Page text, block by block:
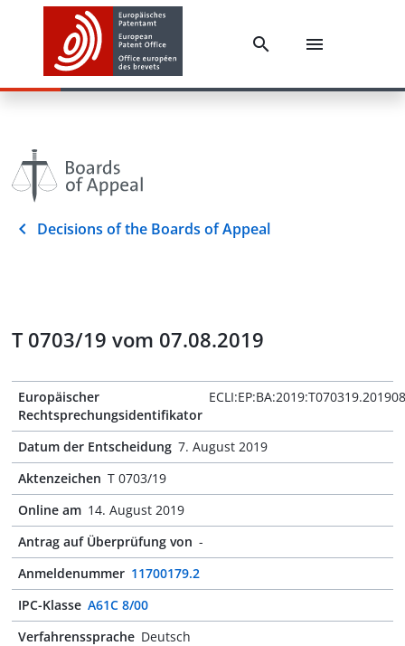
Decisions of the Boards of Appeal
T 0703/19 vom 07.08.2019
Europäischer
Rechtsprechungsidentifikator
Datum der Entscheidung 7. August 2019
Aktenzeichen T 0703/19
Online am 14. August 2019
Antrag auf Überprüfung von -
Anmeldenummer 11700179.2
IPC-Klasse A61C 8/00
Verfahrenssprache Deutsch